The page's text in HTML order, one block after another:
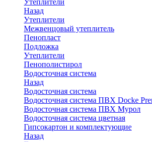
Утеплители
Назад
Утеплители
Межвенцовый утеплитель
Пенопласт
Подложка
Утеплители
Пенополистирол
Водосточная система
Назад
Водосточная система
Водосточная система ПВХ Docke
Водосточная система ПВХ Мурол
Водосточная система цветная
Гипсокартон и комплектующие
Назад